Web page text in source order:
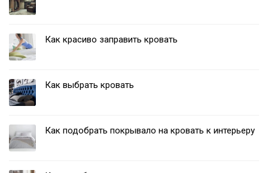
Как красиво заправить кровать
Как выбрать кровать
Как подобрать покрывало на кровать к интерьеру